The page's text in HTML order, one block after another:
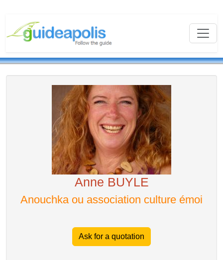
Anne BUYLE
Anouchka ou association culture émoi
Ask for a quotation